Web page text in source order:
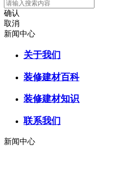
确认
取消
新闻中心
关于我们
装修建材百科
装修建材知识
联系我们
新闻中心